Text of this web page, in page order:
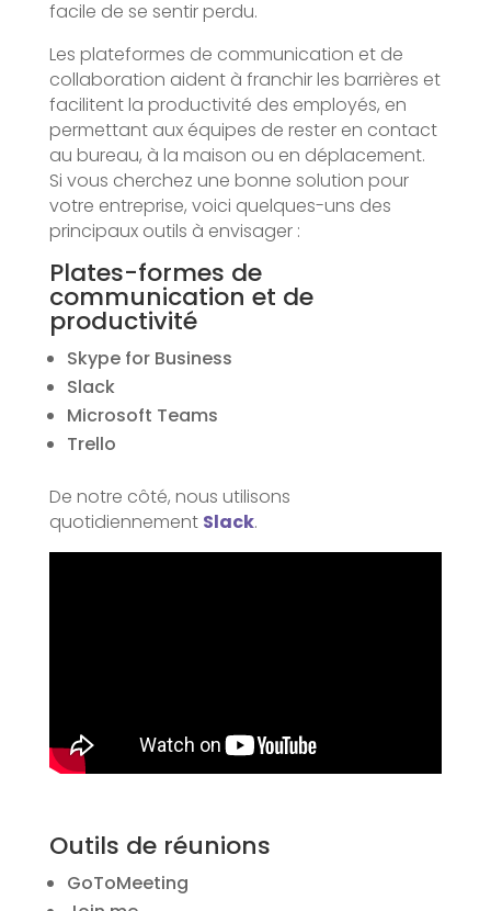
facile de se sentir perdu.
Les plateformes de communication et de
collaboration aident à franchir les barrières et
facilitent la productivité des employés, en
permettant aux équipes de rester en contact
au bureau, à la maison ou en déplacement.
Si vous cherchez une bonne solution pour
votre entreprise, voici quelques-uns des
principaux outils à envisager :
Plates-formes de
communication et de
productivité
Skype for Business
Slack
Microsoft Teams
Trello
De notre côté, nous utilisons
quotidiennement Slack.
Outils de réunions
GoToMeeting